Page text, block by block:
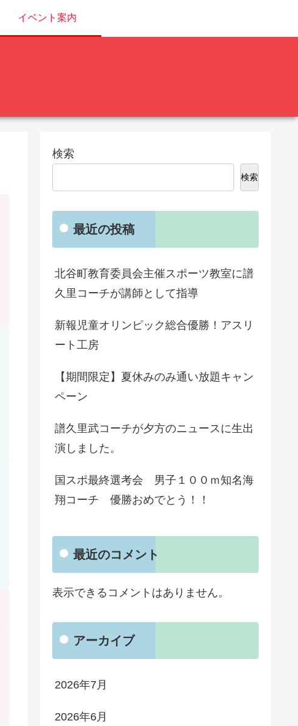
イベント案内
検索
検索
最近の投稿
北谷町教育委員会主催スポーツ教室に譜
久里コーチが講師として指導
新報児童オリンピック総合優勝！アスリ
ート工房
【期間限定】夏休みのみ通い放題キャン
ペーン
譜久里武コーチが夕方のニュースに生出
演しました。
国スポ最終選考会 男子１００ｍ知名海
翔コーチ 優勝おめでとう！！
最近のコメント
表示できるコメントはありません。
アーカイブ
2026年7月
2026年6月